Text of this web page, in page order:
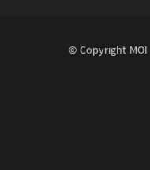
© Copyright MOI